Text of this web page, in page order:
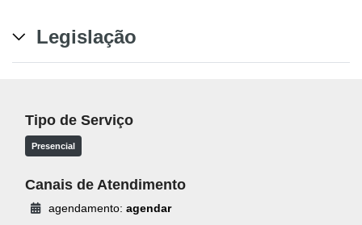
Legislação
Tipo de Serviço
Presencial
Canais de Atendimento
agendamento: agendar